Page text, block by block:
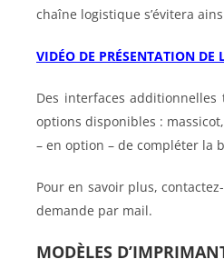
chaîne logistique s’évitera
VIDÉO DE PRÉSENTATION DE
Des interfaces additionnelles
options disponibles :
– en option – de compléter la
Pour en savoir plus,
demande par mail.
MODÈLES